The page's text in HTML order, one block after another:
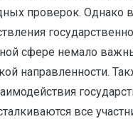
проверок. Однако
сфере немало
направленности.
все